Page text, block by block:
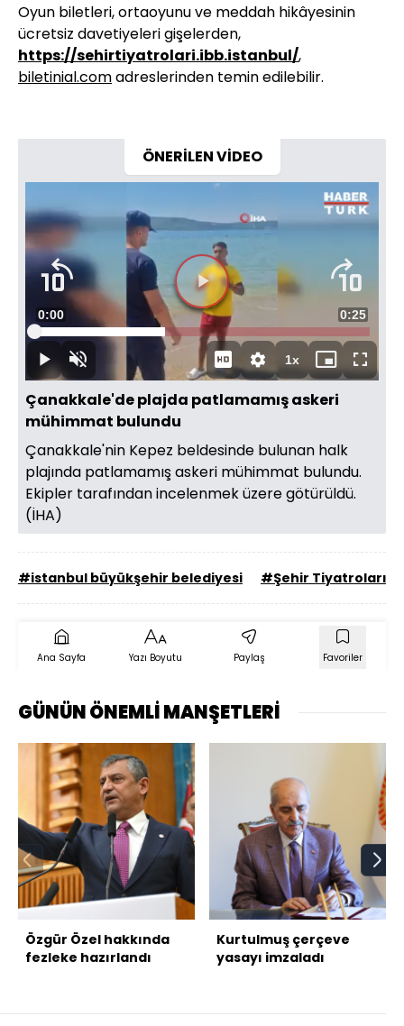
Oyun biletleri, ortaoyunu ve meddah hikâyesinin
ücretsiz davetiyeleri gişelerden,
https://sehirtiyatrolari.ibb.istanbul/,
biletinial.comadreslerinden temin edilebilir.
ÖNERİLEN VİDEO
DuraklatSesi
Aç
Süre
0:01 Toplam
Süre
0:25
Yüklendi:
39.08%
1xOynatma
Hızı
Mini
oynatıcı
Tam
Ekran
Çanakkale'de plajda patlamamış askeri
mühimmat bulundu
Çanakkale'nin Kepez beldesinde bulunan halk
plajında patlamamış askeri mühimmat bulundu.
Ekipler tarafından incelenmek üzere götürüldü.
(İHA)
#istanbul büyükşehir belediyesi #Şehir Tiyatroları
Ana Sayfa Yazı Boyutu Paylaş Favoriler
GÜNÜN ÖNEMLİ MANŞETLERİ
Özgür Özel hakkında
fezleke hazırlandı
Kurtulmuş çerçeve
yasayı imzaladı